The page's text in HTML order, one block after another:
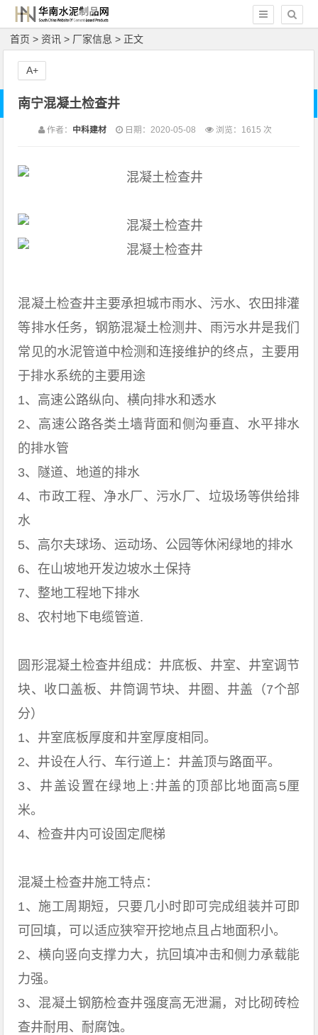
首页 >资讯 > 厂家信息 > 正文
南宁混凝土检查井
作者： 中科建材 日期：2020-05-08 浏览： 1615 次
混凝土检查井主要承担城市雨水、污水、农田排灌
等排水任务，钢筋混凝土检测井、雨污水井是我们
常见的水泥管道中检测和连接维护的终点，主要用
于排水系统的主要用途
1、高速公路纵向、横向排水和透水
2、高速公路各类土墙背面和侧沟垂直、水平排水
的排水管
3、隧道、地道的排水
4、市政工程、净水厂、污水厂、垃圾场等供给排
水
5、高尔夫球场、运动场、公园等休闲绿地的排水
6、在山坡地开发边坡水土保持
7、整地工程地下排水
8、农村地下电缆管道.
圆形混凝土检查井组成：井底板、井室、井室调节
块、收口盖板、井筒调节块、井圈、井盖（7个部
分）
1、井室底板厚度和井室厚度相同。
2、井设在人行、车行道上：井盖顶与路面平。
3、井盖设置在绿地上:井盖的顶部比地面高5厘
米。
4、检查井内可设固定爬梯
混凝土检查井施工特点：
1、施工周期短，只要几小时即可完成组装并可即
可回填，可以适应狭窄开挖地点且占地面积小。
2、横向竖向支撑力大，抗回填冲击和侧力承载能
力强。
3、混凝土钢筋检查井强度高无泄漏，对比砌砖检
查井耐用、耐腐蚀。
A+